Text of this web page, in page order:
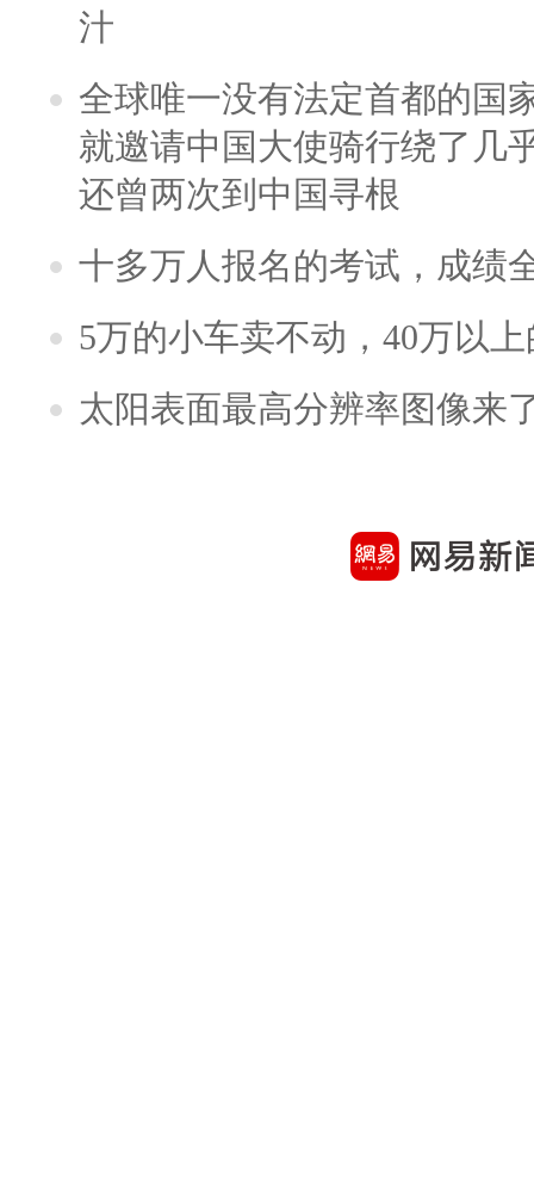
汁
全球唯一没有法定首都的国
就邀请中国大使骑行绕了几
还曾两次到中国寻根
十多万人报名的考试，成绩
5万的小车卖不动，40万以
太阳表面最高分辨率图像来